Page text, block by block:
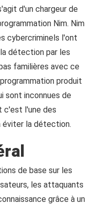
d'un chargeur de
Nim. Nim
cybercriminels l'ont
détection par les
familières avec ce
produit
sont inconnues de
c'est l'une des
éviter la détection.
de base sur les
les attaquants
grâce à un